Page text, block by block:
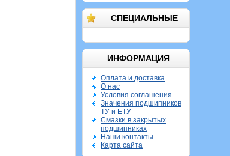
СПЕЦИАЛЬНЫЕ
ИНФОРМАЦИЯ
Оплата и доставка
О нас
Условия соглашения
Значения подшипников
ТУ и ЕТУ
Смазки в закрытых
подшипниках
Наши контакты
Карта сайта